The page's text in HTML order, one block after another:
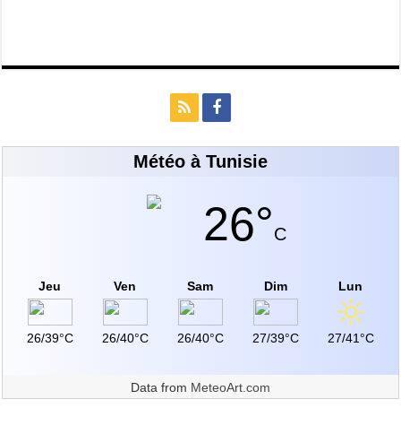
Météo à Tunisie
26°C
Jeu
26/39°C
Ven
26/40°C
Sam
26/40°C
Dim
27/39°C
Lun
27/41°C
Data from MeteoArt.com